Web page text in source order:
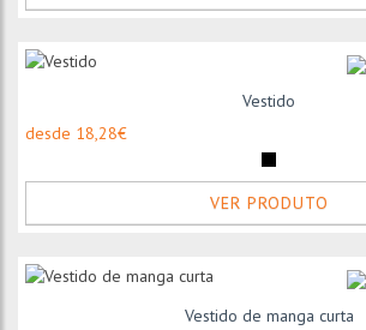
Vestido
desde 18,28€
VER PRODUTO
Vestido de manga curta